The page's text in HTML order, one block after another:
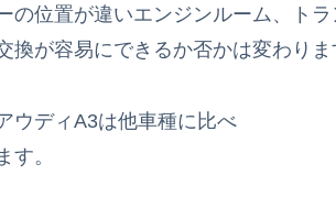
の位置が違いエンジンルーム、ト
換が容易にできるか否かは変わりま
ウディA3は他車種に比べ
す。